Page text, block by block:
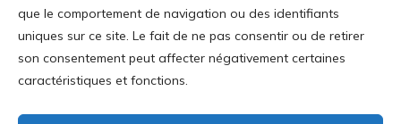
que le comportement de navigation ou des identifiants
uniques sur ce site. Le fait de ne pas consentir ou de retirer
son consentement peut affecter négativement certaines
caractéristiques et fonctions.